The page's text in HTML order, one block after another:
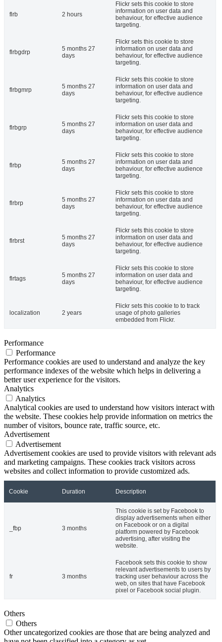
flrb 2 hours
Flickr sets this cookie to store
information on user data and
behaviour, for effective audience
targeting.
flrbgdrp
5 months 27
days
Flickr sets this cookie to store
information on user data and
behaviour, for effective audience
targeting.
flrbgmrp
5 months 27
days
Flickr sets this cookie to store
information on user data and
behaviour, for effective audience
targeting.
flrbgrp
5 months 27
days
Flickr sets this cookie to store
information on user data and
behaviour, for effective audience
targeting.
flrbp
5 months 27
days
Flickr sets this cookie to store
information on user data and
behaviour, for effective audience
targeting.
flrbrp
5 months 27
days
Flickr sets this cookie to store
information on user data and
behaviour, for effective audience
targeting.
flrbrst
5 months 27
days
Flickr sets this cookie to store
information on user data and
behaviour, for effective audience
targeting.
flrtags
5 months 27
days
Flickr sets this cookie to store
information on user data and
behaviour, for effective audience
targeting.
localization 2 years
Flickr sets this cookie to to track
usage of photo galleries
embedded from Flickr.
Performance
Performance
Performance cookies are used to understand and analyze the key
performance indexes of the website which helps in delivering a
better user experience for the visitors.
Analytics
Analytics
Analytical cookies are used to understand how visitors interact with
the website. These cookies help provide information on metrics the
number of visitors, bounce rate, traffic source, etc.
Advertisement
Advertisement
Advertisement cookies are used to provide visitors with relevant ads
and marketing campaigns. These cookies track visitors across
websites and collect information to provide customized ads.
Cookie Duration Description
_fbp 3 months
This cookie is set by Facebook to
display advertisements when either
on Facebook or on a digital
platform powered by Facebook
advertising, after visiting the
website.
fr 3 months
Facebook sets this cookie to show
relevant advertisements to users by
tracking user behaviour across the
web, on sites that have Facebook
pixel or Facebook social plugin.
Others
Others
Other uncategorized cookies are those that are being analyzed and